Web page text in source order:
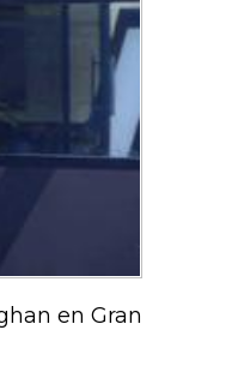
en Gran